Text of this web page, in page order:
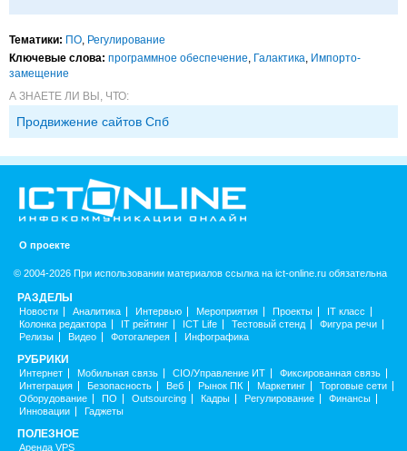
Тематики: ПО Регулирование
Ключевые слова: программное обеспечение Галактика Импорто­
замещение
А ЗНАЕТЕ ЛИ ВЫ, ЧТО:
Продвижение сайтов Спб
О проекте
© 2004-2026 При использовании материалов ссылка на ict-online.ru обязательна
РАЗДЕЛЫ
Новости Аналитика Интервью Мероприятия Проекты
IT класс
Колонка редактора
IT рейтинг ICT Life Тестовый стенд
Фигура речи
Релизы
Видео Фотогалерея Инфографика
РУБРИКИ
Интернет Мобильная связь CIO/Управление ИТ
Фиксированная связь
Интеграция
Безопасность Веб Рынок ПК Маркетинг
Торговые сети
Оборудование
ПО Outsourcing Кадры Регулирование
Финансы
Инновации
Гаджеты
ПОЛЕЗНОЕ
Аренда VPS